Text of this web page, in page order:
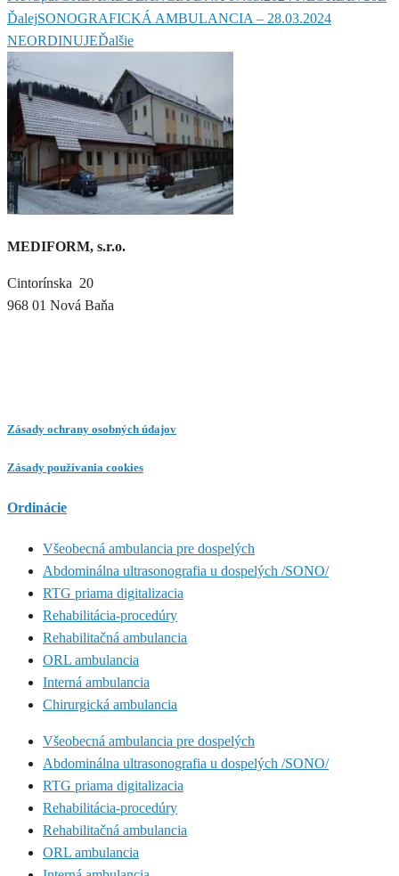
ĎalejSONOGRAFICKÁ AMBULANCIA – 28.03.2024
NEORDINUJEĎalšie
MEDIFORM, s.r.o.
Cintorínska 20
968 01 Nová Baňa
Zásady ochrany osobných údajov
Zásady používania cookies
Ordinácie
Všeobecná ambulancia pre dospelých
Abdominálna ultrasonografia u dospelých /SONO/
RTG priama digitalizacia
Rehabilitácia-procedúry
Rehabilitačná ambulancia
ORL ambulancia
Interná ambulancia
Chirurgická ambulancia
Všeobecná ambulancia pre dospelých
Abdominálna ultrasonografia u dospelých /SONO/
RTG priama digitalizacia
Rehabilitácia-procedúry
Rehabilitačná ambulancia
ORL ambulancia